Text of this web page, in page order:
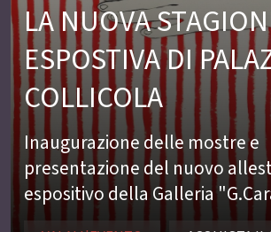
LA NUOVA
ESPOSTIVA DI
COLLICOLA
Inaugurazione delle mostre e
presentazione del nuovo
espositivo della Galleria